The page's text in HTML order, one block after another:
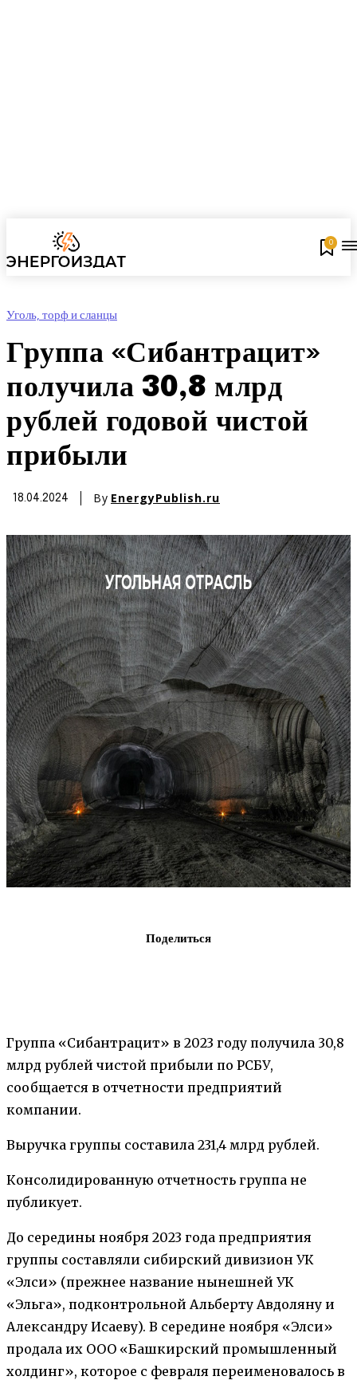
0
Уголь, торф и сланцы
Группа «Сибантрацит»
получила 30,8 млрд
рублей годовой чистой
прибыли
18.04.2024 By EnergyPublish.ru
Поделиться
Группа «Сибантрацит» в 2023 году получила 30,8
млрд рублей чистой прибыли по РСБУ,
сообщается в отчетности предприятий
компании.
Выручка группы составила 231,4 млрд рублей.
Консолидированную отчетность группа не
публикует.
До середины ноября 2023 года предприятия
группы составляли сибирский дивизион УК
«Элси» (прежнее название нынешней УК
«Эльга», подконтрольной Альберту Авдоляну и
Александру Исаеву). В середине ноября «Элси»
продала их ООО «Башкирский промышленный
холдинг», которое с февраля переименовалось в